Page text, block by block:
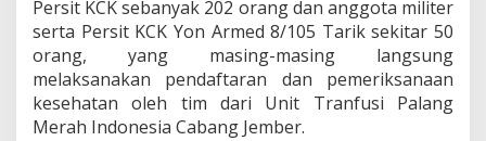
h
Persit KCK sebanyak 202 orang dan anggota militer
serta Persit KCK Yon Armed 8/105 Tarik sekitar 50
orang, yang masing-masing langsung
melaksanakan pendaftaran dan pemeriksanaan
kesehatan oleh tim dari Unit Tranfusi Palang
Merah Indonesia Cabang Jember.